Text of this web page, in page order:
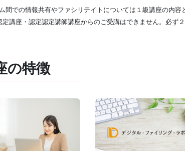
間での情報共有やファシリテイトについては１級講座の内容
講座・認定認定講師講座からのご受講はできません。必ず
の特徴